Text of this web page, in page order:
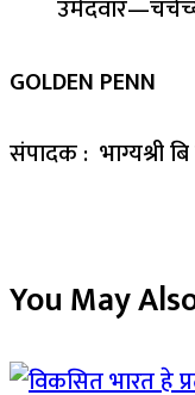
GOLDEN PENN
संपादक : भाग्यश्री
You May